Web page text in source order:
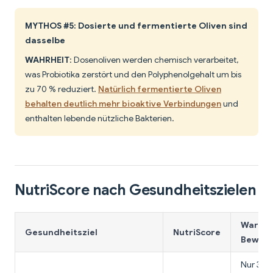
MYTHOS #5: Dosierte und fermentierte Oliven sind
dasselbe
WAHRHEIT: Dosenoliven werden chemisch verarbeitet,
was Probiotika zerstört und den Polyphenolgehalt um bis
zu 70 % reduziert. Natürlich fermentierte Oliven
behalten deutlich mehr bioaktive Verbindungenund
enthalten lebende nützliche Bakterien.
NutriScore nach Gesundheitszielen
Gesundheitsziel NutriScore
Nur 35